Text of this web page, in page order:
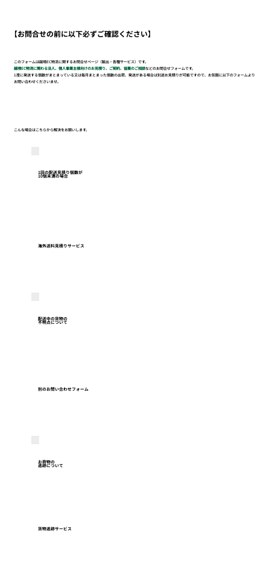
【お問合せの前に以下必ずご確認ください】
このフォームは越境EC物流に関するお問合せページ（輸出・各種サービス）です。
越境EC物流に関わる法人、個人事業主様向けのお見積り、ご契約、協業のご相談などのお問合せフォームです。
1度に発送する個数がまとまっている又は毎月まとまった個数の出荷、発送がある場合は別途お見積りが可能ですので、お気軽に以下のフォームより
お問い合わせくださいませ。
こんな場合はこちらから解決をお願いします。
1回の配送見積り個数が
10個未満の場合
海外送料見積りサービス
配送中の貨物の
不明点について
別のお問い合わせフォーム
お荷物の
追跡について
貨物追跡サービス